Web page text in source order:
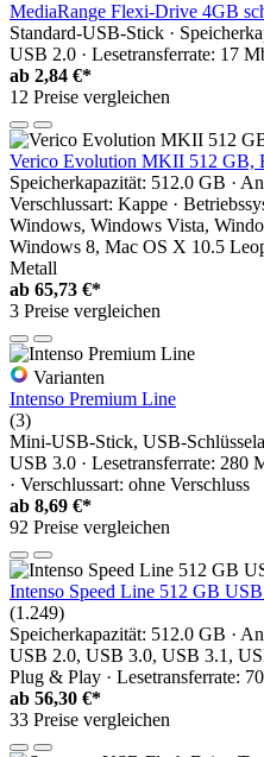
MediaRange Flexi-Drive 4GB
Standard-USB-Stick ·
USB 2.0 · Lesetransferrate: 17
ab 2,84 €*
12 Preise vergleichen
Verico Evolution MKII 512 GB,
Speicherkapazität: 512.0 GB ·
Verschlussart: Kappe ·
Windows, Windows Vista,
Windows 8, Mac OS X 10.5
Metall
ab 65,73 €*
3 Preise vergleichen
Varianten
Intenso Premium Line
(3)
Mini-USB-Stick, USB-
USB 3.0 · Lesetransferrate: 280
· Verschlussart: ohne Verschluss
ab 8,69 €*
92 Preise vergleichen
Intenso Speed Line 512 GB
(1.249)
Speicherkapazität: 512.0 GB ·
USB 2.0, USB 3.0, USB 3.1,
Plug & Play · Lesetransferrate:
ab 56,30 €*
33 Preise vergleichen